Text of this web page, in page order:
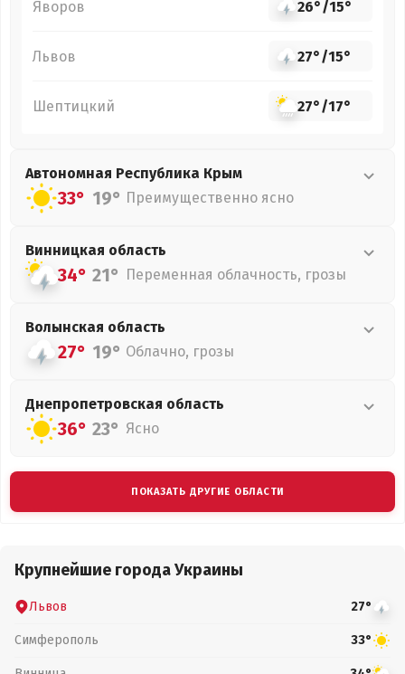
Яворов 26°/15°
Львов 27°/15°
Шептицкий 27°/17°
Автономная Республика Крым
33° 19° Преимущественно ясно
Винницкая область
34° 21° Переменная облачность, грозы
Волынская область
27° 19° Облачно, грозы
Днепропетровская область
36° 23° Ясно
ПОКАЗАТЬ ДРУГИЕ ОБЛАСТИ
Крупнейшие города Украины
Львов 27°
Симферополь 33°